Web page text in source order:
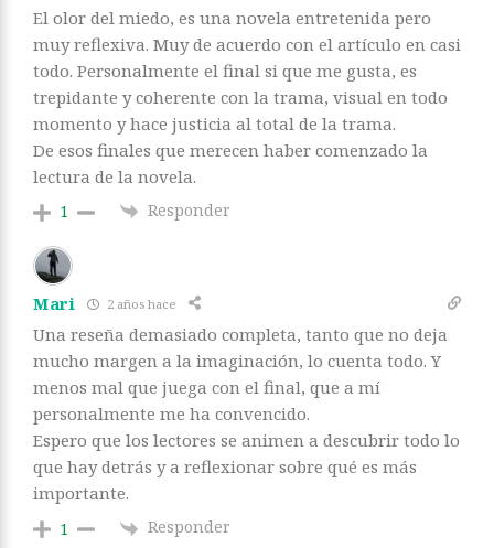
El olor del miedo, es una novela entretenida pero
muy reflexiva. Muy de acuerdo con el artículo en casi
todo. Personalmente el final si que me gusta, es
trepidante y coherente con la trama, visual en todo
momento y hace justicia al total de la trama.
De esos finales que merecen haber comenzado la
lectura de la novela.
1 Responder
Mari 2 años hace
Una reseña demasiado completa, tanto que no deja
mucho margen a la imaginación, lo cuenta todo. Y
menos mal que juega con el final, que a mí
personalmente me ha convencido.
Espero que los lectores se animen a descubrir todo lo
que hay detrás y a reflexionar sobre qué es más
importante.
1 Responder